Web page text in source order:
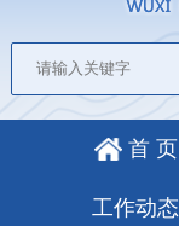
首 页
工作动态